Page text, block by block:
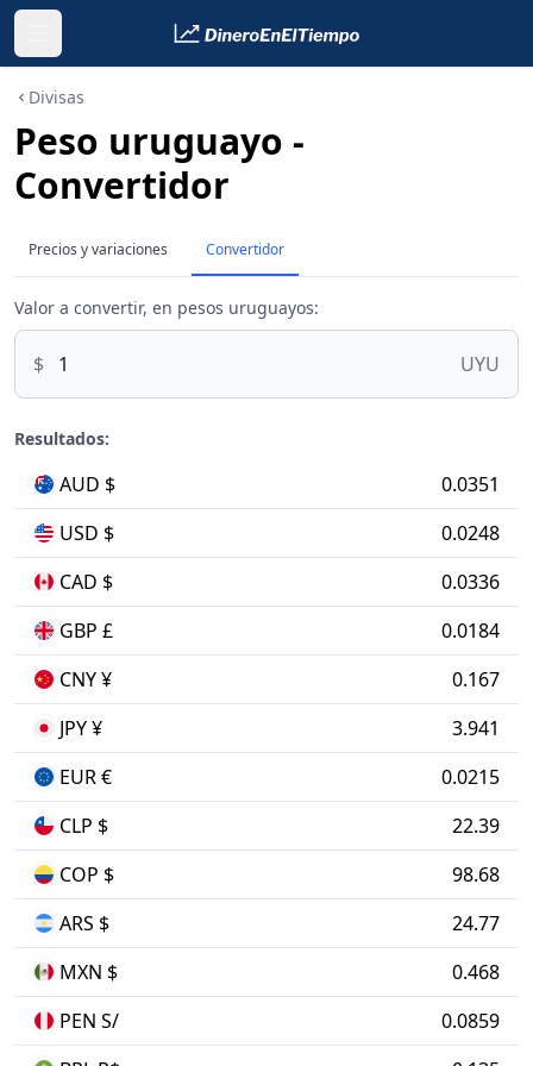
Divisas
Peso uruguayo -
Convertidor
Precios y variaciones Convertidor
Valor a convertir, en pesos uruguayos:
$ UYU
Resultados:
AUD $
0.0351
USD $
0.0248
CAD $
0.0336
GBP £
0.0184
CNY ¥
0.167
JPY ¥
3.941
EUR €
0.0215
CLP $
22.39
COP $
98.68
ARS $
24.77
MXN $
0.468
PEN S/
0.0859